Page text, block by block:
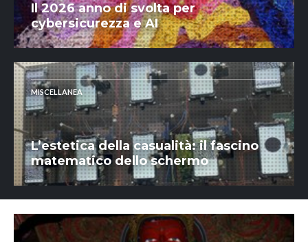
Il 2026 anno di svolta per
cybersicurezza e AI
MISCELLANEA
L’estetica della casualità: il fascino
matematico dello schermo